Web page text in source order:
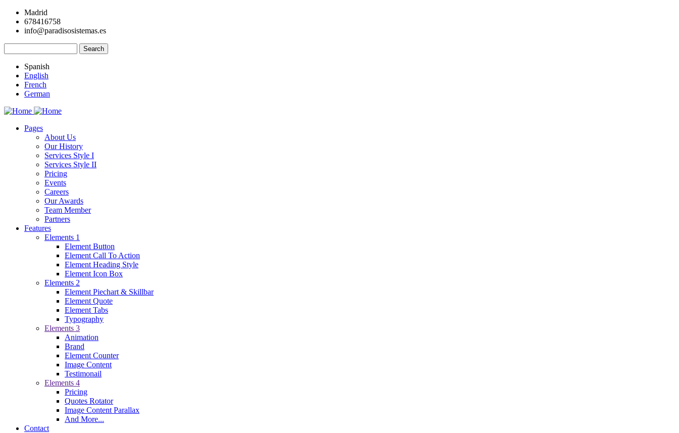
Skip
main
Madrid
678416758
info@paradisosistemas.es
Spanish
English
French
German
navigation
Pages
About Us
Our History
Services Style I
Services Style II
Pricing
Events
Careers
Our Awards
Team Member
Partners
Features
Elements 1
Element Button
Element Call To Action
Element Heading Style
Element Icon Box
Elements 2
Element Piechart & Skillbar
Element Quote
Element Tabs
Typography
Elements 3
Animation
Brand
Element Counter
Image Content
Testimonail
Elements 4
Pricing
Quotes Rotator
Image Content Parallax
And More...
Contact